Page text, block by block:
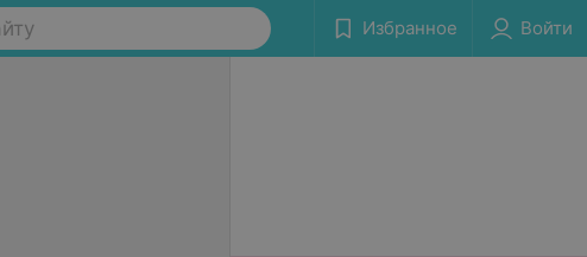
Избранное Войти